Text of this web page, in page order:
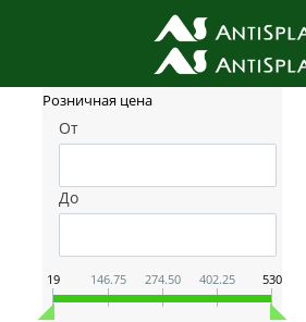
Фильтр товаров
Розничная цена
От
До
19 146.75 274.50 402.25 530